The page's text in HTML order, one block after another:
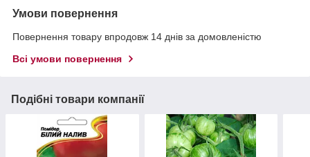
Умови повернення
Повернення товару впродовж 14 днів за домовленістю
Всі умови повернення
Подібні товари компанії